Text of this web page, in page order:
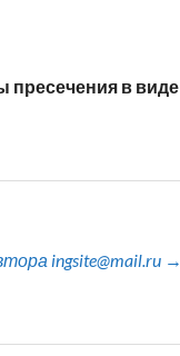
пресечения в виде
ingsite@mail.ru →